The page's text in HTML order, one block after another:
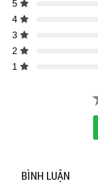
5
4
3
2
1
BÌNH LUẬN